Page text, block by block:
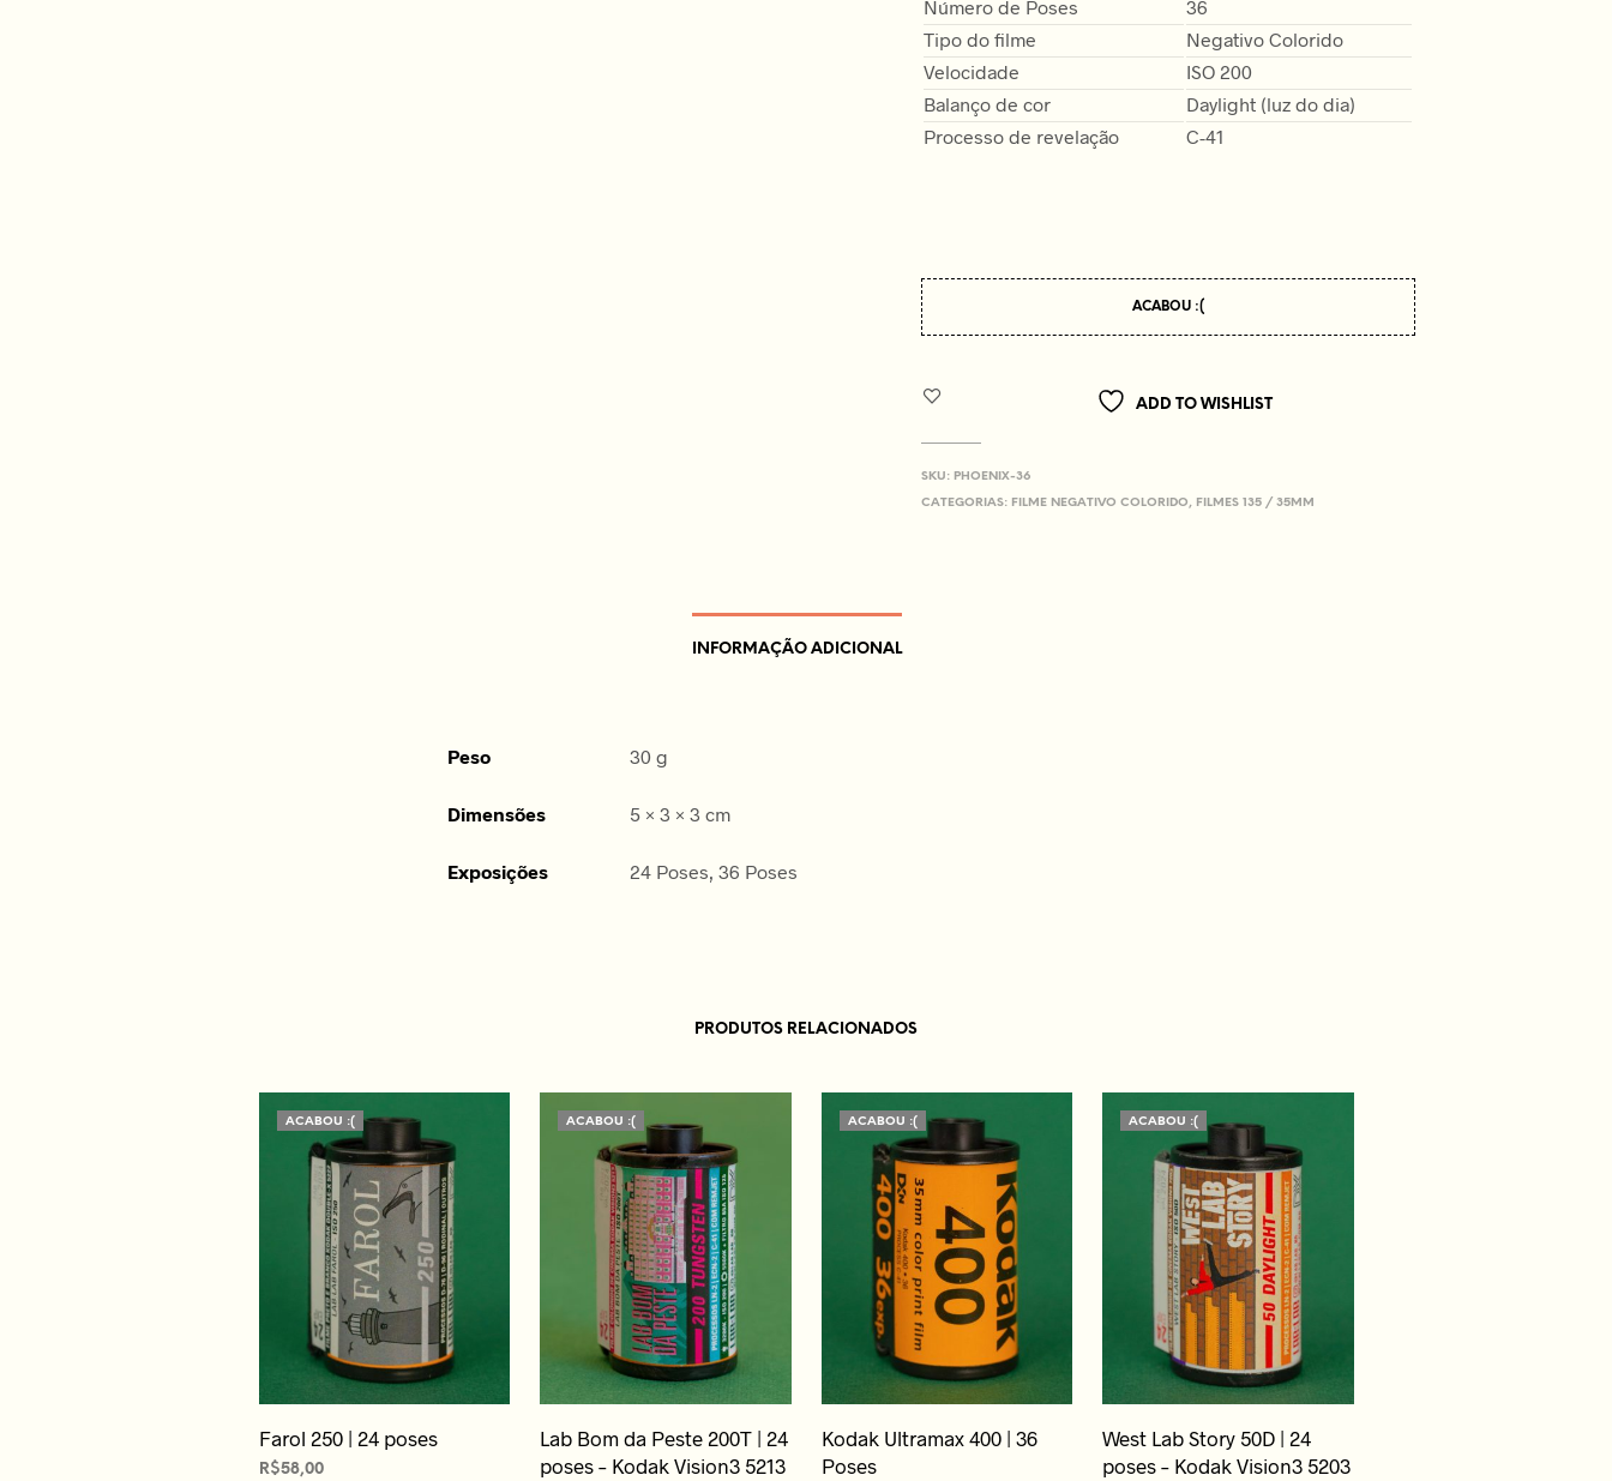
Número de Poses
36
Tipo do filme
Negativo Colorido
Velocidade
ISO 200
Balanço de cor
Daylight (luz do dia)
Processo de revelação
C-41
ACABOU :(
ADD TO WISHLIST
SKU: PHOENIX-36
CATEGORIAS: FILME NEGATIVO COLORIDO, FILMES 135 / 35MM
INFORMAÇÃO ADICIONAL
Peso 30 g
Dimensões 5 × 3 × 3 cm
Exposições 24 Poses, 36 Poses
PRODUTOS RELACIONADOS
ACABOU :(
Farol 250 | 24 poses
R$58,00
ACABOU :(
Lab Bom da Peste 200T | 24
poses – Kodak Vision3 5213
ACABOU :(
Kodak Ultramax 400 | 36
Poses
ACABOU :(
West Lab Story 50D | 24
poses – Kodak Vision3 5203